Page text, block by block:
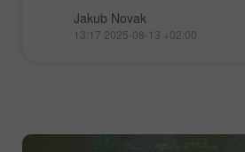
Jakub Novak
13:17 2025-08-13 +02:00